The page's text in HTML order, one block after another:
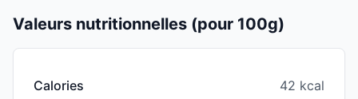
Valeurs nutritionnelles (pour 100g)
Calories 42 kcal